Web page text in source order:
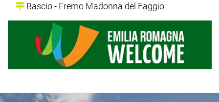
Bascio - Eremo Madonna del Faggio